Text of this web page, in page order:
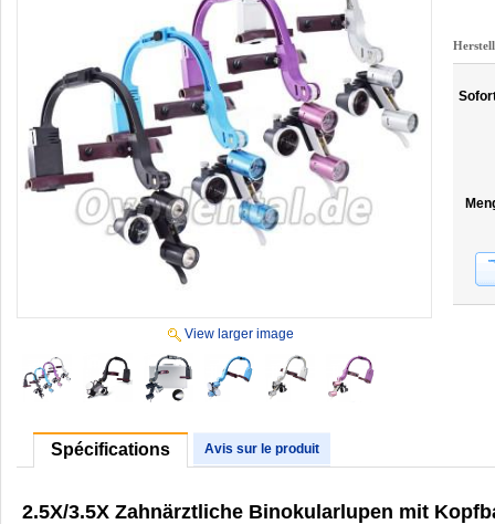
View larger image
Spécifications Avis sur le produit
2.5X/3.5X Zahnärztliche Binokularlupen mit